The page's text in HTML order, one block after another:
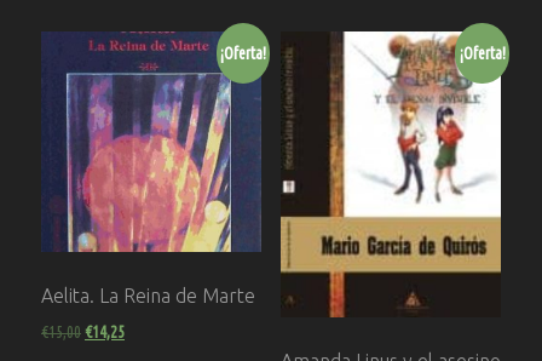
¡Oferta!
Aelita. La Reina de Marte
€15,00€14,25
¡Oferta!